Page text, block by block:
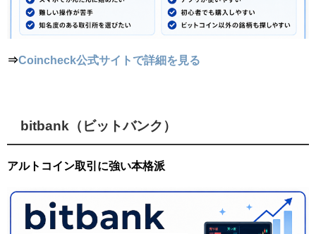
⇒Coincheck公式サイトで詳細を見る
bitbank（ビットバンク）
アルトコイン取引に強い本格派